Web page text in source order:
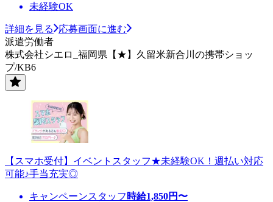
未経験OK
詳細を見る
応募画面に進む
派遣労働者
株式会社シエロ_福岡県【★】久留米新合川の携帯ショッ
プ/KB6
【スマホ受付】イベントスタッフ★未経験OK！週払い対応
可能♪手当充実◎
キャンペーンスタッフ 時給1,850円〜